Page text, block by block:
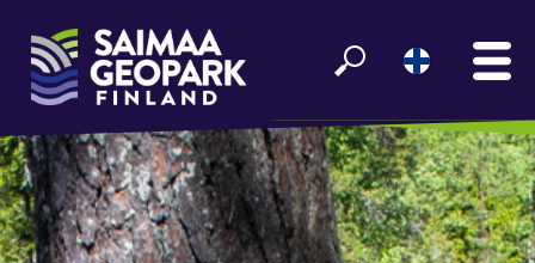
ETUSIVU
NÄE JA KOE